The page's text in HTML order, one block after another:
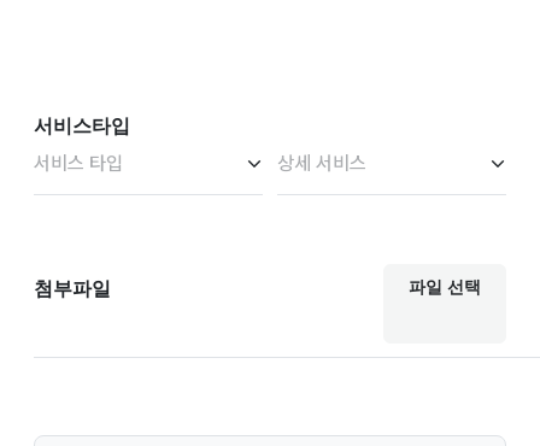
서비스타입
첨부파일 파일 선택